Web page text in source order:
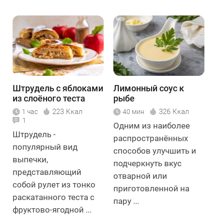
Штрудель с яблоками
из слоёного теста
1 час 223 Ккал
1
Штрудель -
популярный вид
выпечки,
представляющий
собой рулет из тонко
раскатанного теста с
фруктово-ягодной ...
Лимонный соус к
рыбе
40 мин 326 Ккал
Одним из наиболее
распространённых
способов улучшить и
подчеркнуть вкус
отварной или
приготовленной на
пару ...